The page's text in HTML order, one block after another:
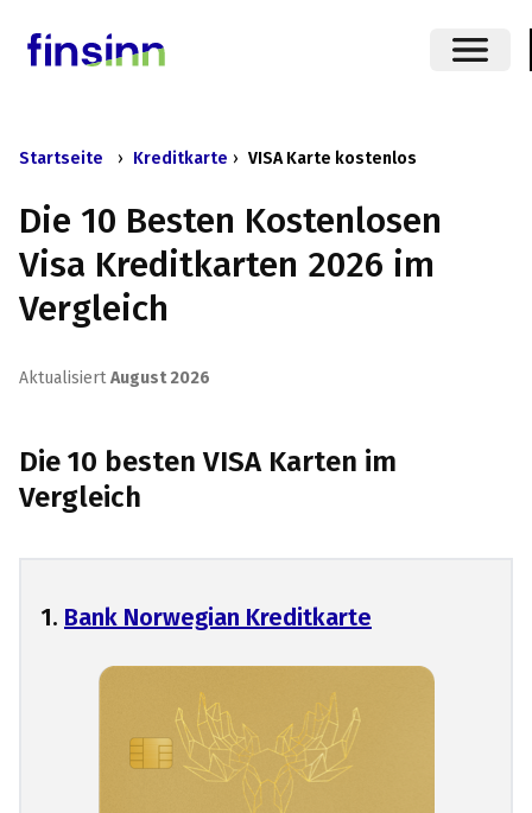
Startseite › Kreditkarte › VISA Karte kostenlos
Die 10 Besten Kostenlosen
Visa Kreditkarten 2026 im
Vergleich
AktualisiertAugust 2026
Die 10 besten VISA Karten im
Vergleich
1. Bank Norwegian Kreditkarte